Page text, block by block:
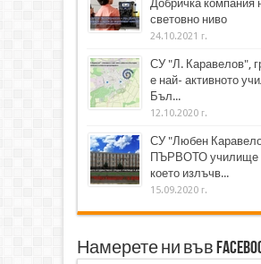
Добричка компания
световно ниво
24.10.2021 г.
СУ "Л. Каравелов",
е най- активното
Бъл...
12.10.2020 г.
СУ "Любен
ПЪРВОТО училище
което излъчв...
15.09.2020 г.
Намерете ни във